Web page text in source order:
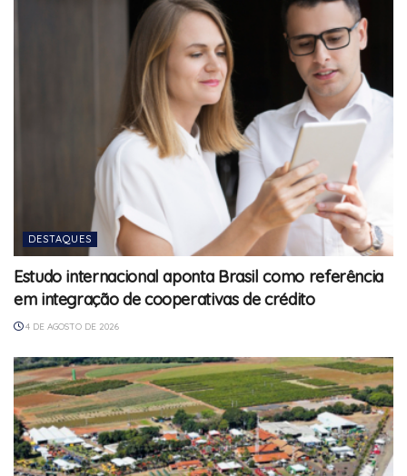
DESTAQUES
Estudo internacional aponta Brasil como referência
em integração de cooperativas de crédito
4 DE AGOSTO DE 2026